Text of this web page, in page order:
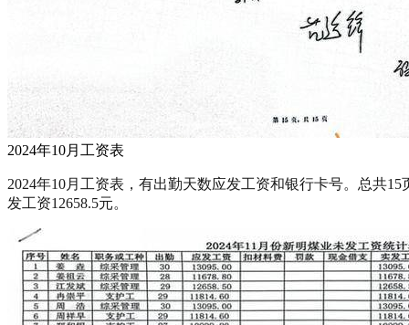
2024年10月工资表
2024年10月工资表，有出勤天数应发工资和银行卡号。总共
发工资12658.5元。